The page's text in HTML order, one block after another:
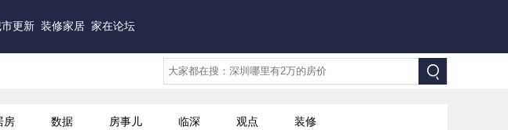
更新 装修家居 家在论坛
房 数据 房事儿 临深 观点 装修